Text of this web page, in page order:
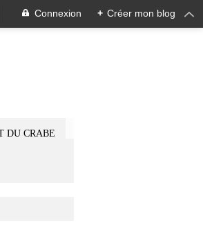
Connexion + Créer mon blog
DU CRABE